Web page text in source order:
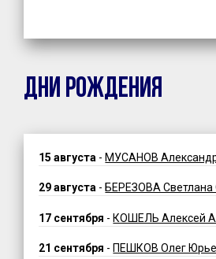
ДНИ РОЖДЕНИЯ
15 августа - МУСАНОВ
29 августа - БЕРЕЗОВА Светлана
17 сентября - КОШЕЛЬ Алексей
21 сентября - ПЕШКОВ Олег